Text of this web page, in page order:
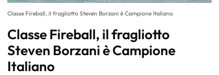
Classe Fireball, il fragliotto Steven Borzani è Campione Italiano
Classe Fireball, il fragliotto
Steven Borzani è Campione
Italiano